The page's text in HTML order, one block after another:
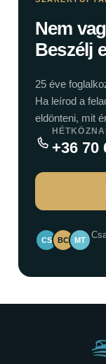
Nem
Beszélj
25 éve
Ha leírod a
eldönteni, mit
+36 70
CS BC MT